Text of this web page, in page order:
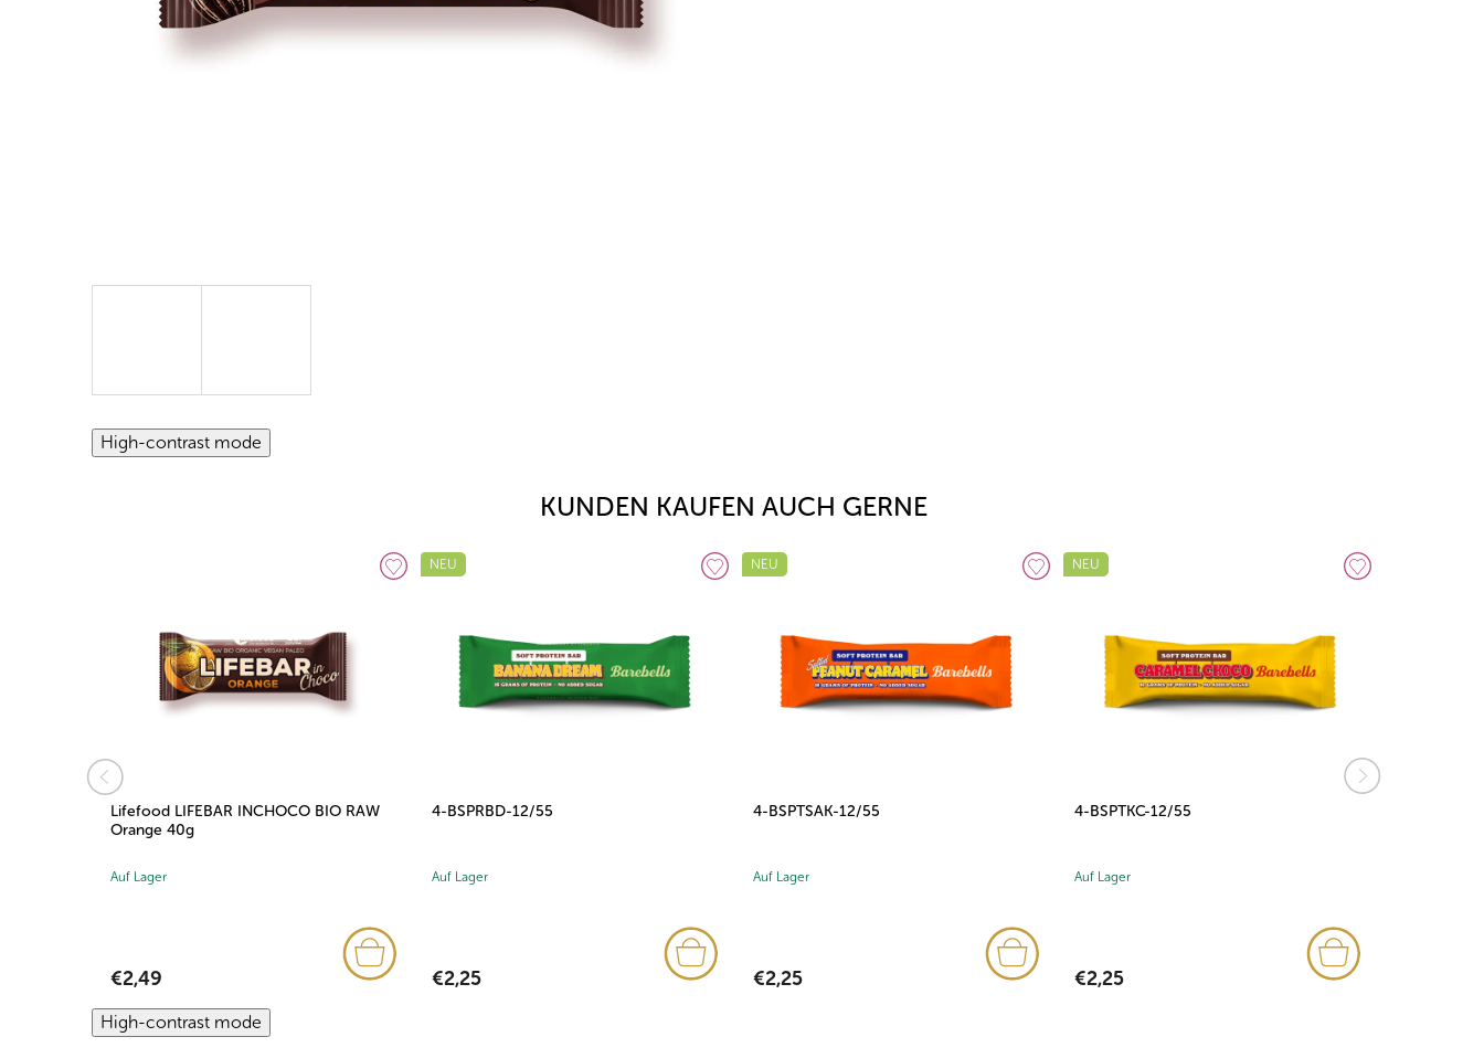
High-contrast mode
KUNDEN KAUFEN AUCH GERNE
Lifefood LIFEBAR INCHOCO BIO RAW
Orange 40g
Auf Lager
€2,49
NEU
4-BSPRBD-12/55
Auf Lager
€2,25
NEU
4-BSPTSAK-12/55
Auf Lager
€2,25
NEU
4-BSPTKC-12/55
Auf Lager
€2,25
High-contrast mode